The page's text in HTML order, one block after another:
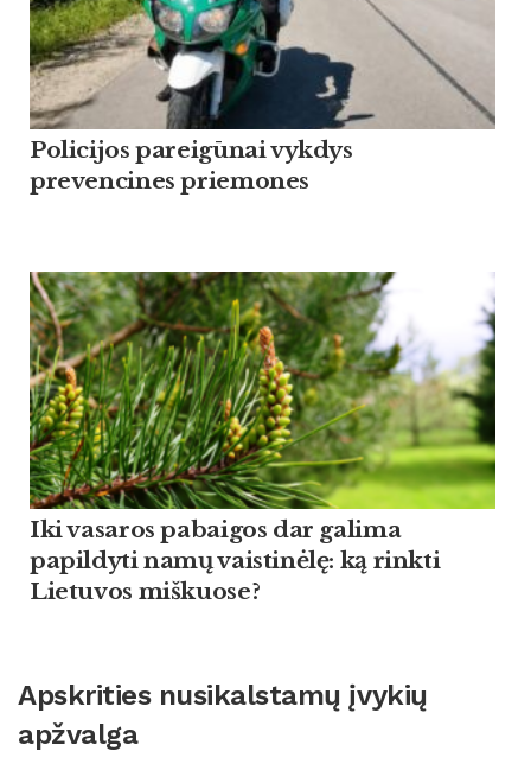
Policijos pareigūnai vykdys
prevencines priemones
Iki vasaros pabaigos dar galima
papildyti namų vaistinėlę: ką rinkti
Lietuvos miškuose?
Apskrities nusikalstamų įvykių
apžvalga